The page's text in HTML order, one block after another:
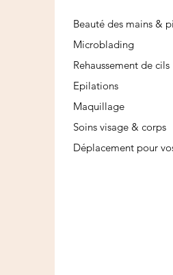
Beauté des mains &
Microblading
Rehaussement de cils
Epilations
Maquillage
Soins visage & corps
Déplacement pour